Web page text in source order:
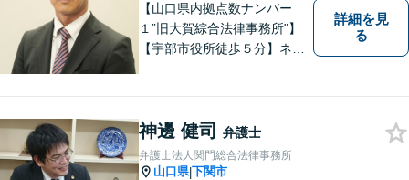
【山口県内拠点数ナンバー
１”旧大賀綜合法律事務所"】
【宇部市役所徒歩５分】ネッ
相談ください。
詳細を見
る
神邊 健司 弁護士
弁護士法人関門総合法律事務所
山口県|下関市